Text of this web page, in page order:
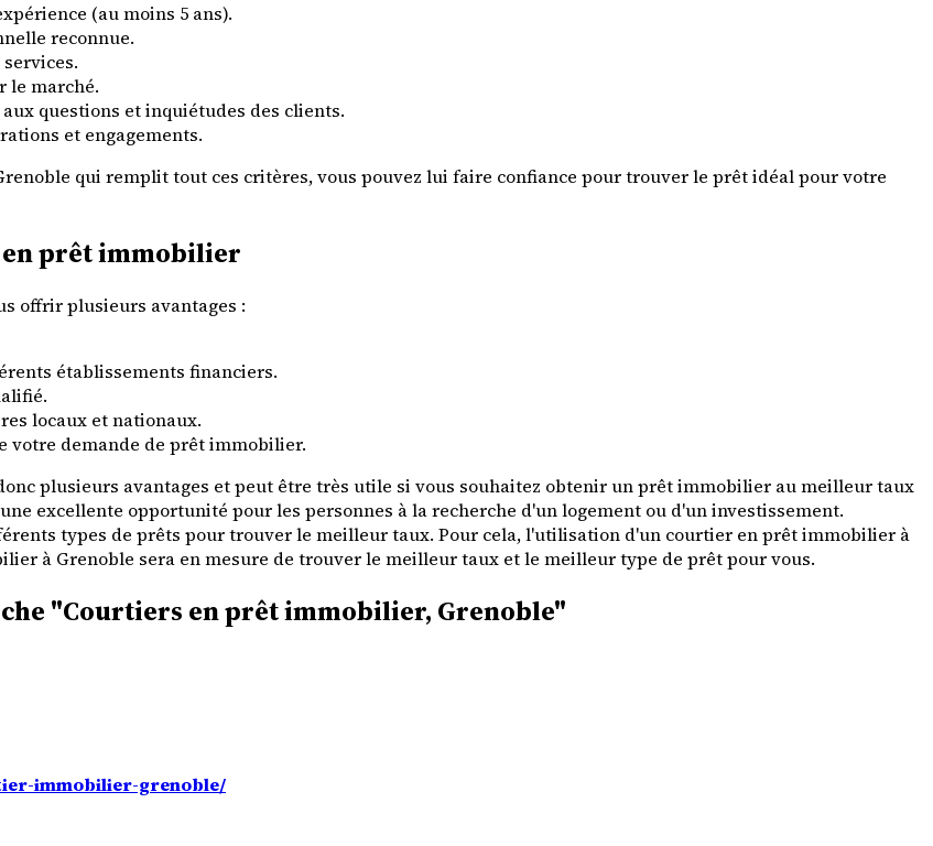
(au moins 5 ans).
reconnue.
le marché.
questions et inquiétudes des clients.
et engagements.
qui remplit tout ces critères, vous pouvez lui faire confiance pour trouver le prêt idéal pour votre
en prêt immobilier
offrir plusieurs avantages :
établissements financiers.
locaux et nationaux.
votre demande de prêt immobilier.
plusieurs avantages et peut être très utile si vous souhaitez obtenir un prêt immobilier au meilleur taux
excellente opportunité pour les personnes à la recherche d'un logement ou d'un investissement.
types de prêts pour trouver le meilleur taux. Pour cela, l'utilisation d'un courtier en prêt immobilier à
à Grenoble sera en mesure de trouver le meilleur taux et le meilleur type de prêt pour vous.
"Courtiers en prêt immobilier, Grenoble"
immobilier-grenoble/